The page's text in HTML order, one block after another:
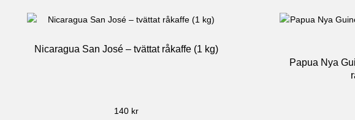
Nicaragua San José – tvättat råkaffe (1 kg)
140 kr
Papua Nya